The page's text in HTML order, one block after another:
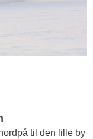
til den lille by